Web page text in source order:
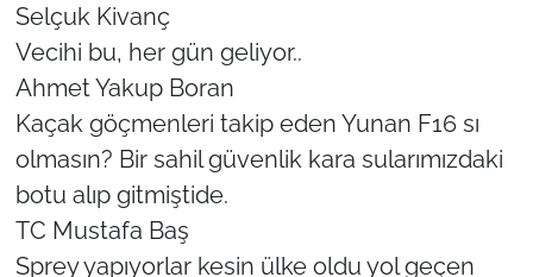
Selçuk Kivanç
Vecihi bu, her gün geliyor..
Ahmet Yakup Boran
Kaçak göçmenleri takip eden Yunan F16 sı
olmasın? Bir sahil güvenlik kara sularımızdaki
botu alıp gitmiştide.
TC Mustafa Baş
Sprey yapıyorlar kesin ülke oldu yol geçen